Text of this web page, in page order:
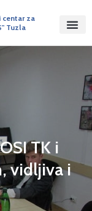
centar za
Tuzla
TK i
vidljiva i